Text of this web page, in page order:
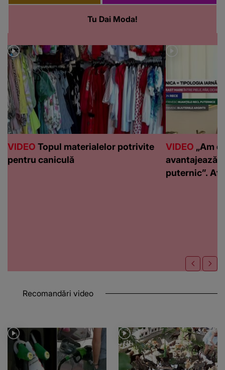
Tu Dai Moda!
VIDEO Topul materialelor potrivite
pentru caniculă
VIDEO „Am
avantajează
puternic”.
Recomandări video